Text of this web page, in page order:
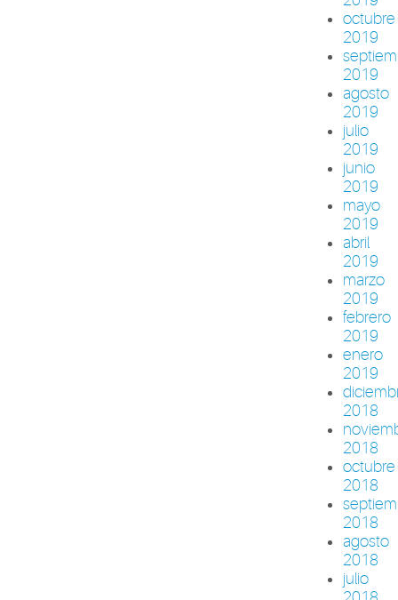
octubre
2019
2019
agosto
2019
julio
2019
junio
2019
mayo
2019
abril
2019
marzo
2019
febrero
2019
enero
2019
2018
2018
octubre
2018
2018
agosto
2018
julio